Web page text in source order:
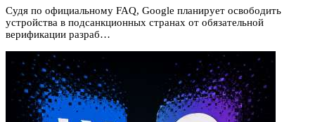
Судя по официальному FAQ, Google планирует освободить
устройства в подсанкционных странах от обязательной
верификации разраб…